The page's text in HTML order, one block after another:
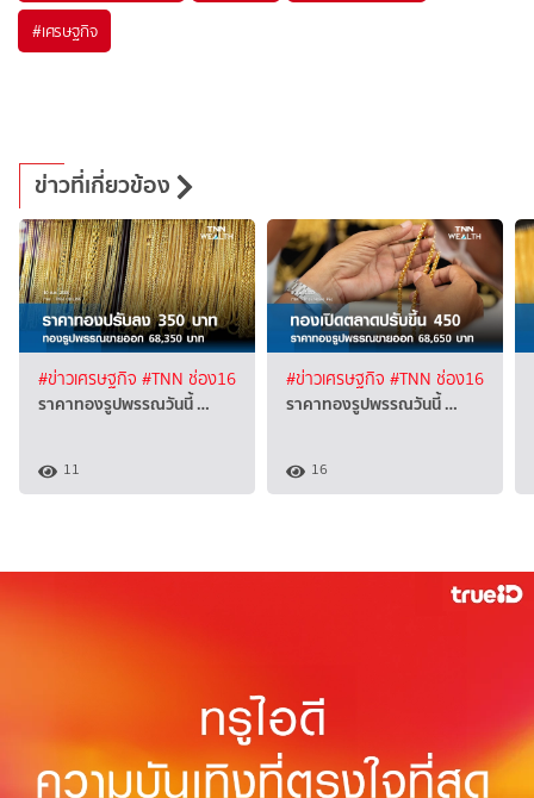
#เศรษฐกิจ
ข่าวที่เกี่ยวข้อง
#ข่าวเศรษฐกิจ #TNN ช่อง16
ราคาทองรูปพรรณวันนี้ …
11
#ข่าวเศรษฐกิจ #TNN ช่อง16
ราคาทองรูปพรรณวันนี้ …
16